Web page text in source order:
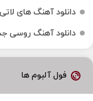
دانلود آهنگ‌ های
دانلود آهنگ روسی
فول آلبوم ها